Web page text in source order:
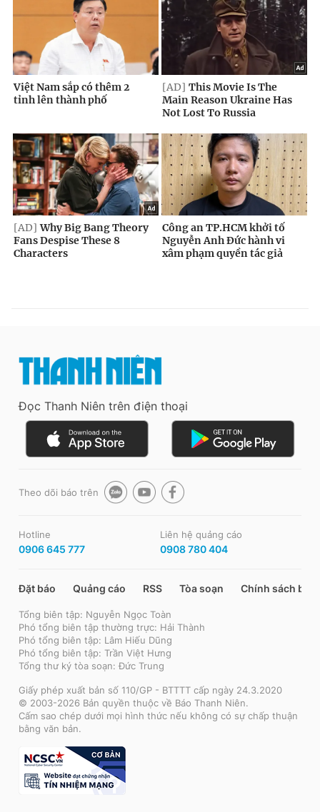
Đọc Thanh Niên trên điện thoại
Theo dõi báo trên
Hotline
0906 645 777
Liên hệ quảng cáo
0908 780 404
Đặt báo Quảng cáo RSS Tòa soạn Chính sách bảo
Tổng biên tập: Nguyễn Ngọc Toàn
Phó tổng biên tập thường trực: Hải Thành
Phó tổng biên tập: Lâm Hiếu Dũng
Phó tổng biên tập: Trần Việt Hưng
Tổng thư ký tòa soạn: Đức Trung
Giấy phép xuất bản số 110/GP - BTTTT cấp ngày 24.3.2020
© 2003-2026 Bản quyền thuộc về Báo Thanh Niên.
Cấm sao chép dưới mọi hình thức nếu không có sự chấp thuận
bằng văn bản.